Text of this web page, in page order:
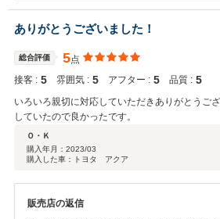
ありがとうございました！
総合評価 5点
接客 : 5 雰囲気 : 5 アフター : 5 品質 : 5
いろいろ親切に対応していただきありがとうご
していたので良かったです。
Ｏ・Ｋ
購入年月： 2023/03
購入した車：トヨタ アクア
販売店の返信